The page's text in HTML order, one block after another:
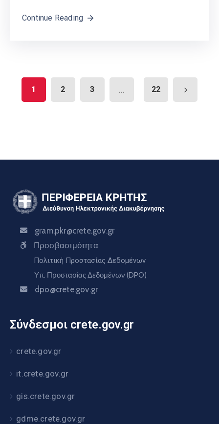
Continue Reading
1 2 3 ... 22
gram.pkr@crete.gov.gr
Προσβασιμότητα
Πολιτική Προστασίας Δεδομένων
Υπ. Προστασίας Δεδομένων (DPO)
dpo@crete.gov.gr
Σύνδεσμοι crete.gov.gr
crete.gov.gr
it.crete.gov.gr
gis.crete.gov.gr
gdme.crete.gov.gr